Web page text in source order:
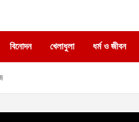
বিনোদন খেলাধুলা ধর্ম ও জীবন